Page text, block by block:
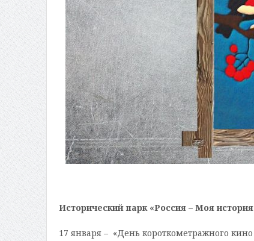
Исторический парк «Россия – Моя
17 января – «День короткометражного